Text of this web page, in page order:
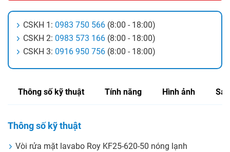
CSKH 1: 0983 750 566 (8:00 - 18:00)
CSKH 2: 0983 573 166 (8:00 - 18:00)
CSKH 3: 0916 950 756 (8:00 - 18:00)
Thông số kỹ thuật Tính năng Hình ảnh
Thông số kỹ thuật
Vòi rửa mặt lavabo Roy KF25-620-50 nóng lạnh